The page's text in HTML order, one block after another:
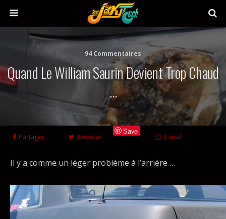
94 Commentaires
Quand Le William Saurin Devient Trop Chaud
…
Partager Tweeter
Save
E-mail
Il y a comme un léger problème à l’arrière …